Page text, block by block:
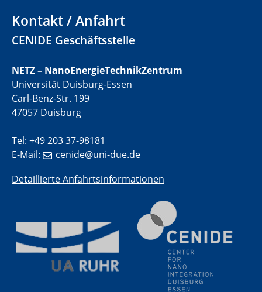
electrocatalysts
01.07.2025
29.07.2025
Colloquium IMPR SusMet
Closing metal loops sustainably - opportunities &
05.08.2025
Colloquia Series on Sustainable Metallurgy
Towards a Sustainable Future: EU Safe and Sustainable
2D-MATURE Seminar Series
04.09.2025
Natural Water to H2
Electrochemical Tip-enhanced Raman spectroscopy---
Kontakt / Anfahrt
CENIDE Geschäftsstelle
NETZ – NanoEnergieTechnikZentrum
Universität Duisburg-Essen
Carl-Benz-Str. 199
47057 Duisburg
Tel: +49 203 37-98181
E-Mail:
cenide@uni-due.de
Detaillierte Anfahrtsinformationen